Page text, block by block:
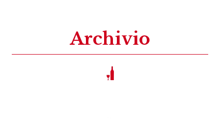
Archivio